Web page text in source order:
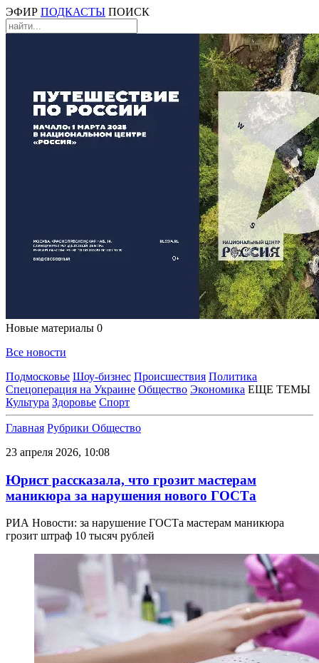
ЭФИР ПОДКАСТЫ ПОИСК
Новые материалы 0
Все новости
Подмосковье Шоу-бизнес Происшествия Политика
Спецоперация на Украине Общество Экономика ЕЩЕ ТЕМЫ
Культура Здоровье Спорт
Главная Рубрики Общество
23 апреля 2026, 10:08
Юрист рассказала, что грозит мастерам
маникюра за нарушения нового ГОСТа
РИА Новости: за нарушение ГОСТа мастерам маникюра
грозит штраф 10 тысяч рублей